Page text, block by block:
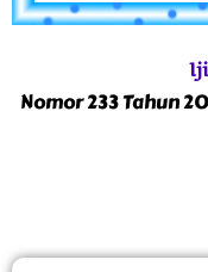
Nomor 233 Tahun